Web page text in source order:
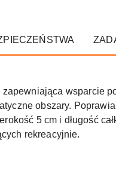
wsparcie
obszary.
5 cm i długość
rekreacyjnie.